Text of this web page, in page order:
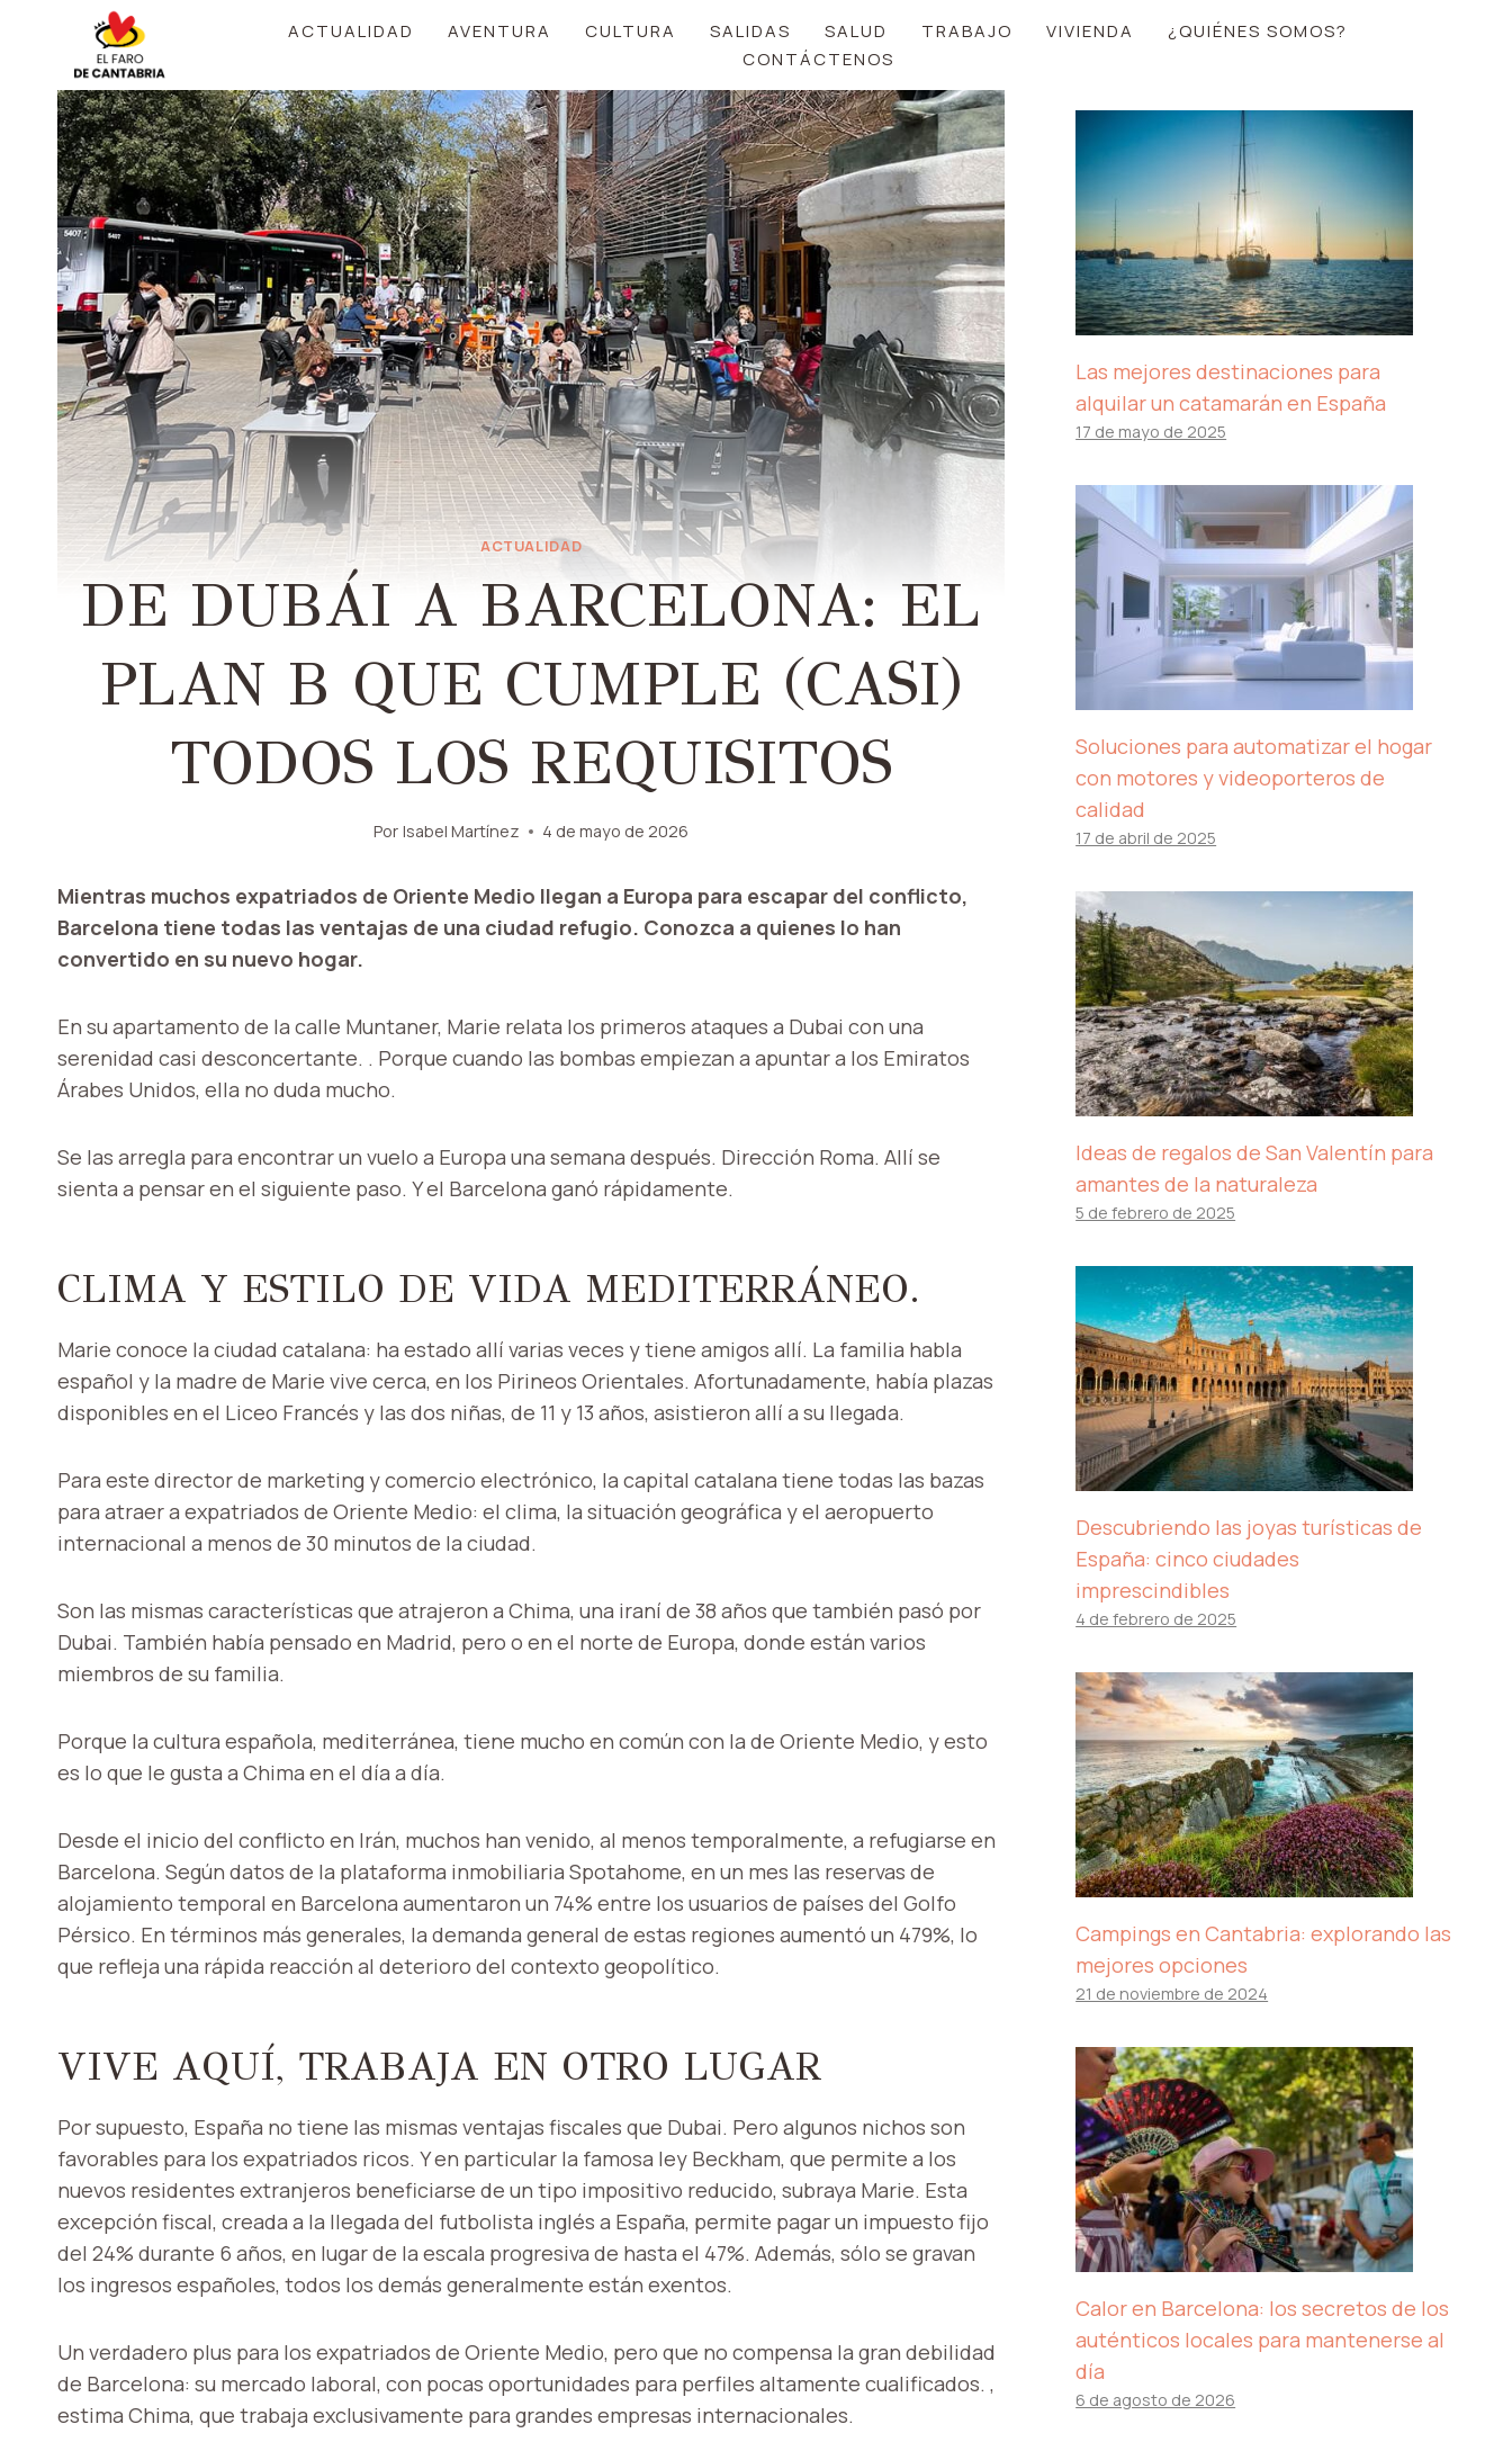
contenido
ACTUALIDAD AVENTURA CULTURA SALIDAS SALUD TRABAJO VIVIENDA
¿QUIÉNES SOMOS?
CONTÁCTENOS
ACTUALIDAD
DE DUBÁI A BARCELONA: EL
PLAN B QUE CUMPLE (CASI)
TODOS LOS REQUISITOS
Por Isabel Martínez 4 de mayo de 2026
Mientras muchos expatriados de Oriente Medio llegan a Europa para escapar del conflicto,
Barcelona tiene todas las ventajas de una ciudad refugio. Conozca a quienes lo han
convertido en su nuevo hogar.
En su apartamento de la calle Muntaner, Marie relata los primeros ataques a Dubai con una
serenidad casi desconcertante. . Porque cuando las bombas empiezan a apuntar a los Emiratos
Árabes Unidos, ella no duda mucho.
Se las arregla para encontrar un vuelo a Europa una semana después. Dirección Roma. Allí se
sienta a pensar en el siguiente paso. Y el Barcelona ganó rápidamente.
CLIMA Y ESTILO DE VIDA MEDITERRÁNEO.
Marie conoce la ciudad catalana: ha estado allí varias veces y tiene amigos allí. La familia habla
español y la madre de Marie vive cerca, en los Pirineos Orientales. Afortunadamente, había plazas
disponibles en el Liceo Francés y las dos niñas, de 11 y 13 años, asistieron allí a su llegada.
Para este director de marketing y comercio electrónico, la capital catalana tiene todas las bazas
para atraer a expatriados de Oriente Medio: el clima, la situación geográfica y el aeropuerto
internacional a menos de 30 minutos de la ciudad.
Son las mismas características que atrajeron a Chima, una iraní de 38 años que también pasó por
Dubai. También había pensado en Madrid, pero o en el norte de Europa, donde están varios
miembros de su familia.
Porque la cultura española, mediterránea, tiene mucho en común con la de Oriente Medio, y esto
es lo que le gusta a Chima en el día a día.
Desde el inicio del conflicto en Irán, muchos han venido, al menos temporalmente, a refugiarse en
Barcelona. Según datos de la plataforma inmobiliaria Spotahome, en un mes las reservas de
alojamiento temporal en Barcelona aumentaron un 74% entre los usuarios de países del Golfo
Pérsico. En términos más generales, la demanda general de estas regiones aumentó un 479%, lo
que refleja una rápida reacción al deterioro del contexto geopolítico.
VIVE AQUÍ, TRABAJA EN OTRO LUGAR
Por supuesto, España no tiene las mismas ventajas fiscales que Dubai. Pero algunos nichos son
favorables para los expatriados ricos. Y en particular la famosa ley Beckham, que permite a los
nuevos residentes extranjeros beneficiarse de un tipo impositivo reducido, subraya Marie. Esta
excepción fiscal, creada a la llegada del futbolista inglés a España, permite pagar un impuesto fijo
del 24% durante 6 años, en lugar de la escala progresiva de hasta el 47%. Además, sólo se gravan
los ingresos españoles, todos los demás generalmente están exentos.
Un verdadero plus para los expatriados de Oriente Medio, pero que no compensa la gran debilidad
de Barcelona: su mercado laboral, con pocas oportunidades para perfiles altamente cualificados. ,
estima Chima, que trabaja exclusivamente para grandes empresas internacionales.
Las mejores destinaciones para
alquilar un catamarán en España
17 de mayo de 2025
Soluciones para automatizar el hogar
con motores y videoporteros de
calidad
17 de abril de 2025
Ideas de regalos de San Valentín para
amantes de la naturaleza
5 de febrero de 2025
Descubriendo las joyas turísticas de
España: cinco ciudades
imprescindibles
4 de febrero de 2025
Campings en Cantabria: explorando las
mejores opciones
21 de noviembre de 2024
Calor en Barcelona: los secretos de los
auténticos locales para mantenerse al
día
6 de agosto de 2026